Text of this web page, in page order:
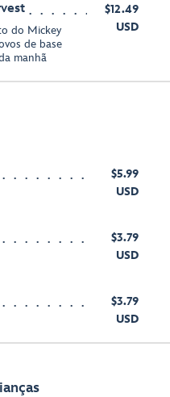
do Mickey
de base
manhã
$12.49
USD
$5.99
USD
$3.79
USD
$3.79
USD